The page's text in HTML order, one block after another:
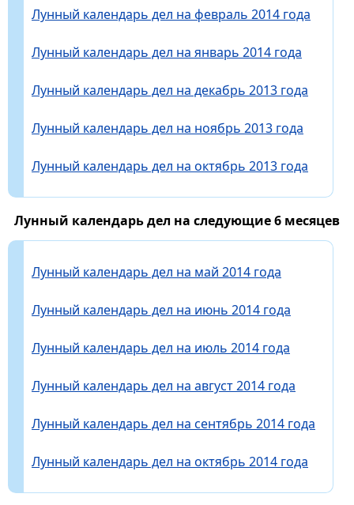
Лунный календарь дел на февраль 2014 года
Лунный календарь дел на январь 2014 года
Лунный календарь дел на декабрь 2013 года
Лунный календарь дел на ноябрь 2013 года
Лунный календарь дел на октябрь 2013 года
Лунный календарь дел на следующие 6 месяцев
Лунный календарь дел на май 2014 года
Лунный календарь дел на июнь 2014 года
Лунный календарь дел на июль 2014 года
Лунный календарь дел на август 2014 года
Лунный календарь дел на сентябрь 2014 года
Лунный календарь дел на октябрь 2014 года